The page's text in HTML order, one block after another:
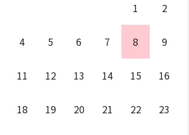
1 2
4 5 6 7 8 9
11 12 13 14 15 16
18 19 20 21 22 23